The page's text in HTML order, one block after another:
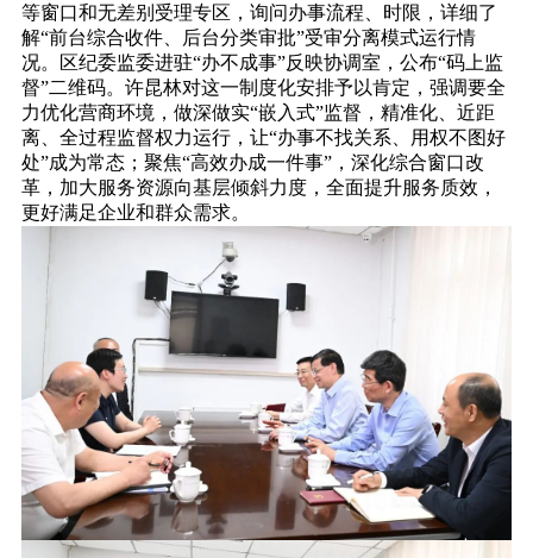
等窗口和无差别受理专区，询问办事流程、时限，详细了
解“前台综合收件、后台分类审批”受审分离模式运行情
况。区纪委监委进驻“办不成事”反映协调室，公布“码上监
督”二维码。许昆林对这一制度化安排予以肯定，强调要全
力优化营商环境，做深做实“嵌入式”监督，精准化、近距
离、全过程监督权力运行，让“办事不找关系、用权不图好
处”成为常态；聚焦“高效办成一件事”，深化综合窗口改
革，加大服务资源向基层倾斜力度，全面提升服务质效，
更好满足企业和群众需求。